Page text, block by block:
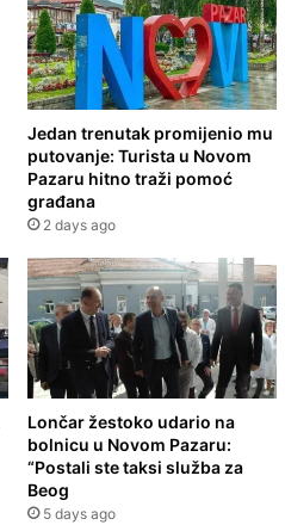
Jedan trenutak promijenio mu
putovanje: Turista u Novom
Pazaru hitno traži pomoć
građana
2 days ago
Lončar žestoko udario na
bolnicu u Novom Pazaru:
“Postali ste taksi služba za
Beog
5 days ago